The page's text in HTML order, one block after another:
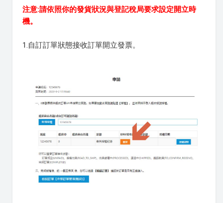
注意:請依照你的發貨狀況與登記稅局要求設定開立時
機。
1.自訂訂單狀態接收訂單開立發票。